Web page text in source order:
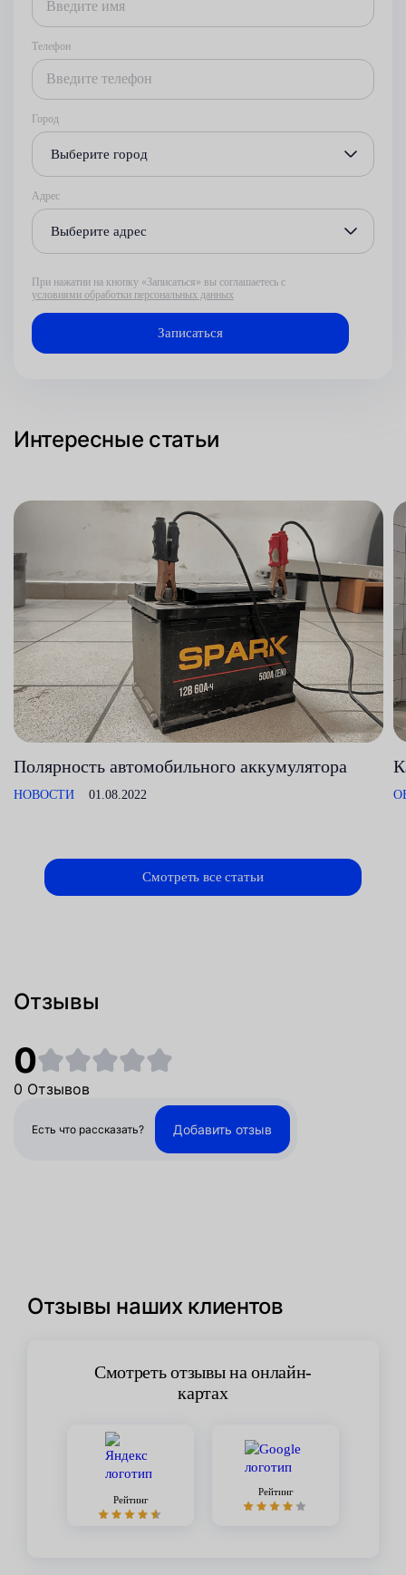
Телефон
Город
Выберите город
Адрес
Выберите адрес
При нажатии на кнопку «Записаться» вы соглашаетесь с
условиями обработки персональных данных
Интересные статьи
Полярность автомобильного аккумулятора
НОВОСТИ 01.08.2022
Смотреть все статьи
Отзывы
0
0 Отзывов
Есть что рассказать? Добавить отзыв
Отзывы наших клиентов
Смотреть отзывы на онлайн-
картах
Рейтинг
Рейтинг